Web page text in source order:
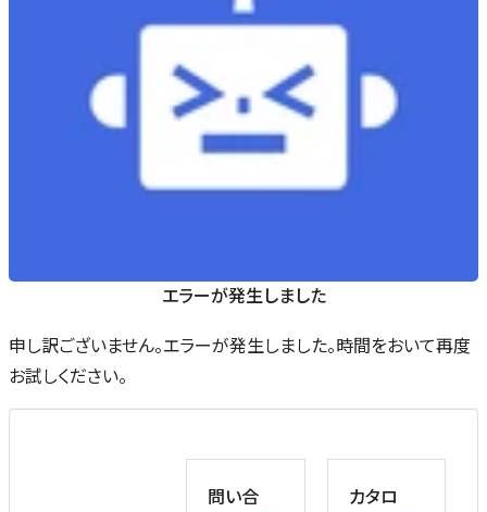
エラーが発生しました
申し訳ございません。エラーが発生しました。時間をおいて再度
お試しください。
問い合
カタロ